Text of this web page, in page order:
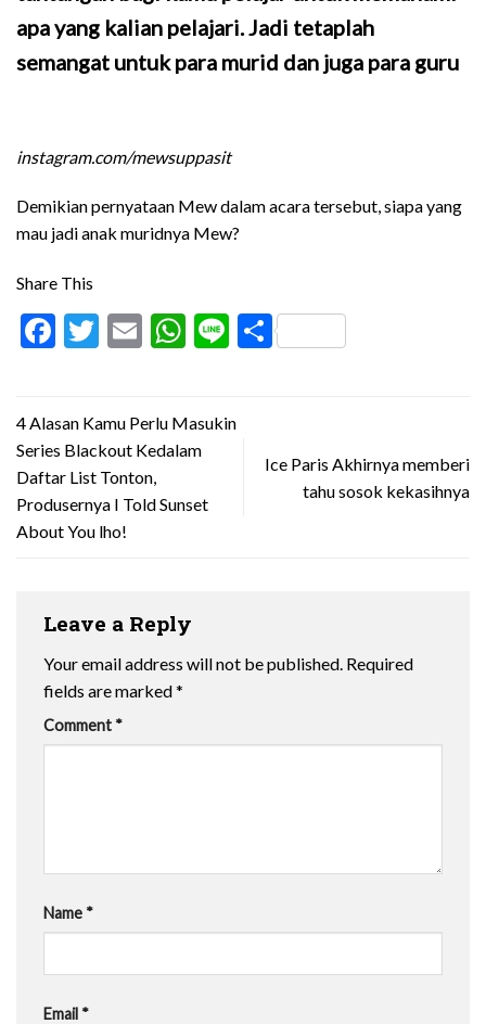
apa yang kalian pelajari. Jadi tetaplah
semangat untuk para murid dan juga para guru
instagram.com/mewsuppasit
Demikian pernyataan Mew dalam acara tersebut, siapa yang
mau jadi anak muridnya Mew?
Share This
Facebook
Twitter
EmailWhatsApp
LineShare
4 Alasan Kamu Perlu Masukin
Series Blackout Kedalam
Daftar List Tonton,
Produsernya I Told Sunset
About You lho!
Ice Paris Akhirnya memberi
tahu sosok kekasihnya
Leave a Reply
Your email address will not be published. Required
fields are marked*
Comment *
Name *
Email *